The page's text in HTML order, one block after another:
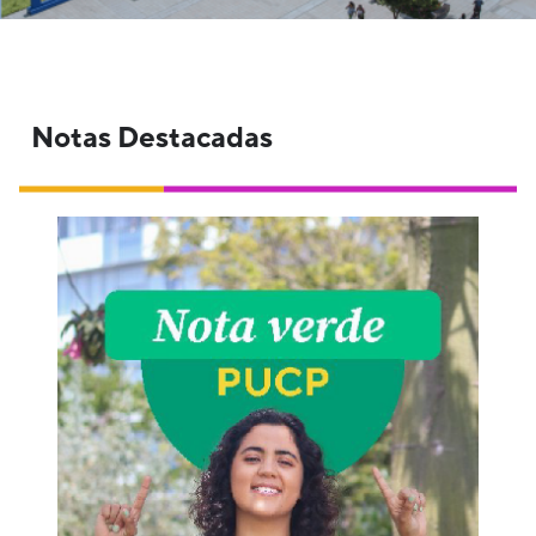
Notas Destacadas
El campus PUCP que alberga a nuestros
estudiantes está lleno de sorpresas